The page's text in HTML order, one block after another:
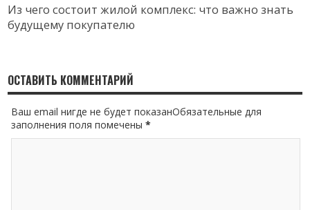
Из чего состоит жилой комплекс: что важно знать
будущему покупателю
ОСТАВИТЬ КОММЕНТАРИЙ
Ваш email нигде не будет показанОбязательные для
заполнения поля помечены*